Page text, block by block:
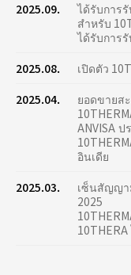
2025.09.
ได้รับการรั
สำหรับ
ได้รับการ
2025.08.
เปิดตัว
2025.04.
ยอดขายส
ANVISA
อินเดีย
2025.03.
เซ็นสัญญา
2025